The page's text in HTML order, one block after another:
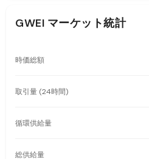
GWEI マーケット統計
時価総額
取引量 (24時間)
循環供給量
総供給量